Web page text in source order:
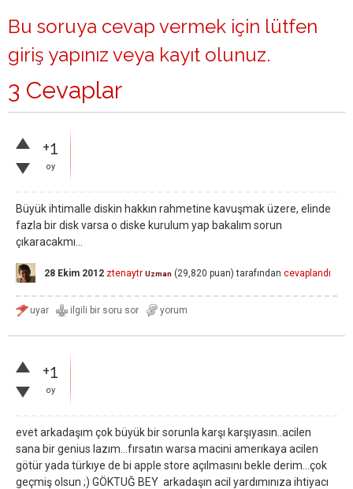
Bu soruya cevap vermek için lütfen
giriş yapınız veya kayıt olunuz.
3 Cevaplar
+1
oy
Büyük ihtimalle diskin hakkın rahmetine kavuşmak üzere, elinde
fazla bir disk varsa o diske kurulum yap bakalım sorun
çıkaracakmı...
28 Ekim 2012 ztenaytr Uzman (29,820 puan) tarafından cevaplandı
+1
oy
evet arkadaşım çok büyük bir sorunla karşı karşıyasın..acilen
sana bir genius lazım...fırsatın warsa macini amerıkaya acilen
götür yada türkıye de bi apple store açılmasını bekle derim...çok
geçmiş olsun ;) GÖKTUĞ BEY arkadaşın acil yardımınıza ihtiyacı